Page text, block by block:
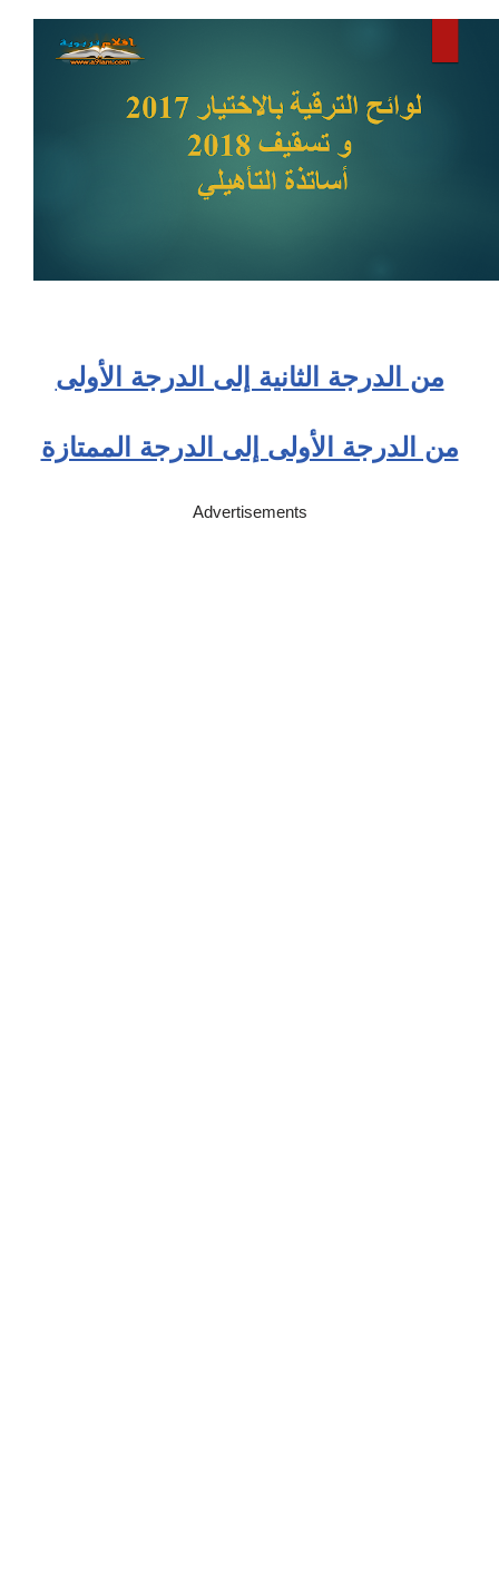
من الدرجة الثانية إلى الدرجة الأولى
من الدرجة الأولى إلى الدرجة الممتازة
Advertisements